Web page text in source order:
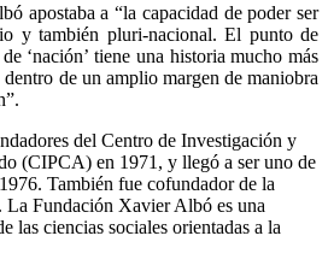
apostaba a “la capacidad de poder ser
y también pluri-nacional. El punto de
‘nación’ tiene una historia mucho más
dentro de un amplio margen de maniobra
del Centro de Investigación y
(CIPCA) en 1971, y llegó a ser uno de
También fue cofundador de la
La Fundación Xavier Albó es una
las ciencias sociales orientadas a la